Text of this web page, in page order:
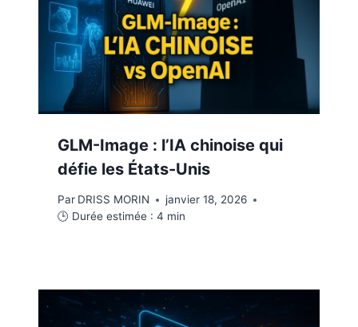
GLM-Image : l’IA chinoise qui
défie les États-Unis
Par DRISS MORIN
janvier 18, 2026
🕒 Durée estimée : 4 min